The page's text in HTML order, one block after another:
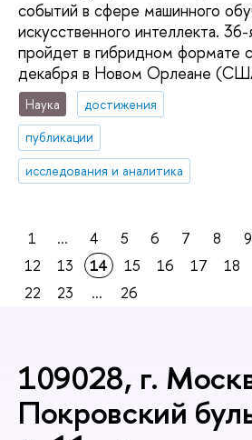
событий в сфере машинного
искусственного интеллекта.
пройдет в гибридном формате
декабря в Новом Орлеане
Наука
достижения
публикации
исследования и аналитика
1 ... 4 5 6 7 8 9
12
13 14 15 16 17 18
22
23 ... 26
109028, г.
Покровский